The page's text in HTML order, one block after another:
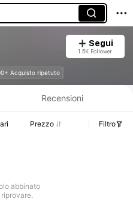
Segui
1.5K Follower
Acquisto ripetuto
Recensioni
Prezzo Filtro
abbinato